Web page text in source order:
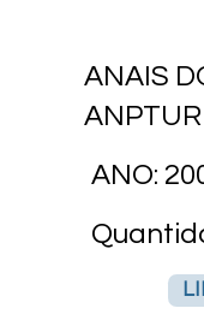
ANAIS
ANPTUR
ANO: